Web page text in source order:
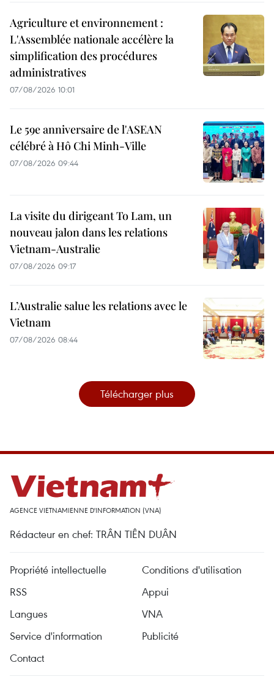
Agriculture et environnement :
L'Assemblée nationale accélère la
simplification des procédures
administratives
07/08/2026 10:01
Le 59e anniversaire de l'ASEAN
célébré à Hô Chi Minh-Ville
07/08/2026 09:44
La visite du dirigeant To Lam, un
nouveau jalon dans les relations
Vietnam-Australie
07/08/2026 09:17
L’Australie salue les relations avec le
Vietnam
07/08/2026 08:44
Télécharger plus
AGENCE VIETNAMIENNE D'INFORMATION (VNA)
Rédacteur en chef: TRÂN TIÊN DUÂN
Propriété intellectuelle
Conditions d'utilisation
RSS
Appui
Langues
VNA
Service d'information
Publicité
Contact